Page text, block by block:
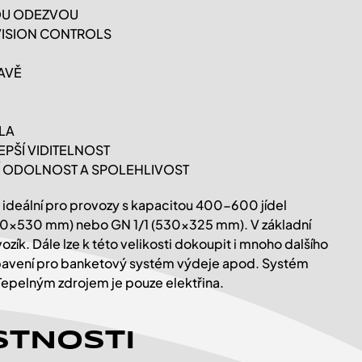
ODEZVOU
CONTROLS
VIDITELNOST
A SPOLEHLIVOST
ideální pro provozy s kapacitou 400-600 jídel
mm) nebo GN 1/1 (530x325 mm). V základní
Dále lze k této velikosti dokoupit i mnoho dalšího
pro banketový systém výdeje apod. Systém
zdrojem je pouze elektřina.